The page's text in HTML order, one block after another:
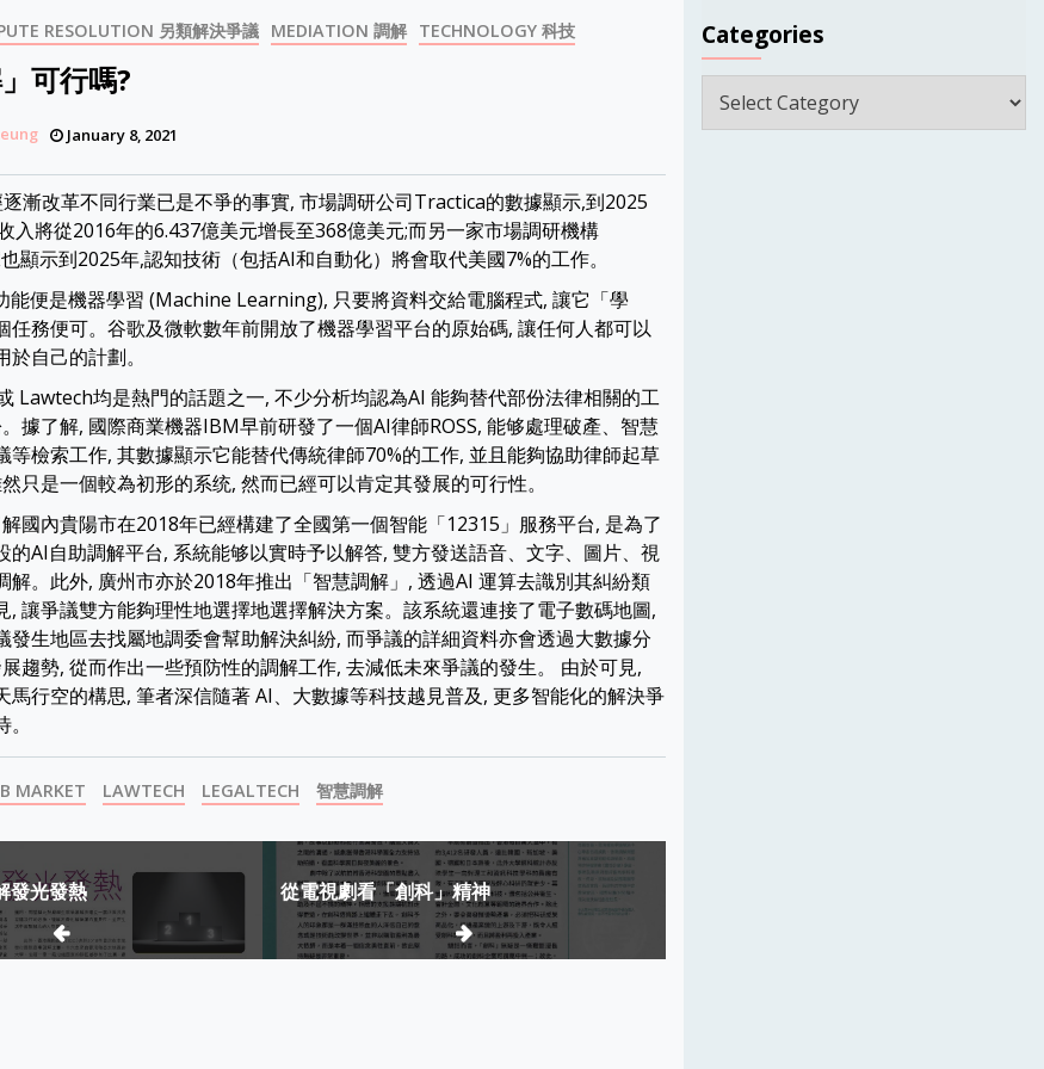
RESOLUTION 另類解決爭議 MEDIATION 調解 TECHNOLOGY 科技
可行嗎?
January 8, 2021
漸改革不同行業已是不爭的事實, 市場調研公司Tractica的數據顯示,到2025
入將從2016年的6.437億美元增長至368億美元;而另一家市場調研機構
顯示到2025年,認知技術（包括AI和自動化）將會取代美國7%的工作。
能便是機器學習 (Machine Learning), 只要將資料交給電腦程式, 讓它「學
任務便可。谷歌及微軟數年前開放了機器學習平台的原始碼, 讓任何人都可以
自己的計劃。
Lawtech均是熱門的話題之一, 不少分析均認為AI 能夠替代部份法律相關的工
據了解, 國際商業機器IBM早前研發了一個AI律師ROSS, 能够處理破產、智慧
等檢索工作, 其數據顯示它能替代傳統律師70%的工作, 並且能夠協助律師起草
只是一個較為初形的系统, 然而已經可以肯定其發展的可行性。
國內貴陽市在2018年已經構建了全國第一個智能「12315」服務平台, 是為了
的AI自助調解平台, 系統能够以實時予以解答, 雙方發送語音、文字、圖片、視
解。此外, 廣州市亦於2018年推出「智慧調解」, 透過AI 運算去識別其糾紛類
, 讓爭議雙方能夠理性地選擇地選擇解決方案。該系統還連接了電子數碼地圖,
發生地區去找屬地調委會幫助解決糾紛, 而爭議的詳細資料亦會透過大數據分
趨勢, 從而作出一些預防性的調解工作, 去減低未來爭議的發生。 由於可見,
馬行空的構思, 筆者深信隨著 AI、大數據等科技越見普及, 更多智能化的解決爭
MARKET LAWTECH LEGALTECH 智慧調解
發光發熱 從電視劇看「創科」精神
Categories
Categories